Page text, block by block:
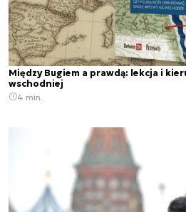
Między Bugiem a prawdą: lekcja i
wschodniej
4 min.